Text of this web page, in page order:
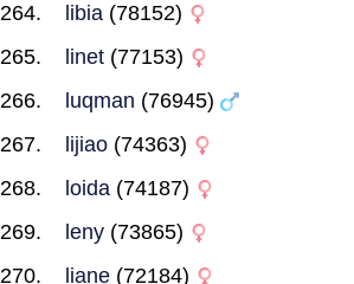
libia (78152)
linet (77153)
luqman (76945)
lijiao (74363)
loida (74187)
leny (73865)
liane (72184)